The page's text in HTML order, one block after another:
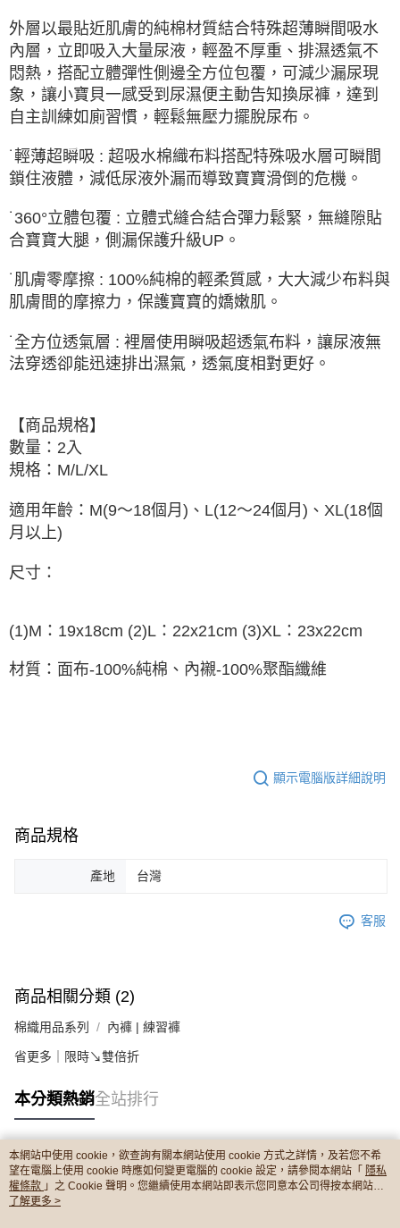
外層以最貼近肌膚的純棉材質結合特殊超薄瞬間吸水
內層，立即吸入大量尿液，輕盈不厚重、排濕透氣不
悶熱，搭配立體彈性側邊全方位包覆，可減少漏尿現
象，讓小寶貝一感受到尿濕便主動告知換尿褲，達到
自主訓練如廁習慣，輕鬆無壓力擺脫尿布。
˙輕薄超瞬吸 : 超吸水棉織布料搭配特殊吸水層可瞬間
鎖住液體，減低尿液外漏而導致寶寶滑倒的危機。
˙360°立體包覆 : 立體式縫合結合彈力鬆緊，無縫隙貼
合寶寶大腿，側漏保護升級UP。
˙肌膚零摩擦 : 100%純棉的輕柔質感，大大減少布料與
肌膚間的摩擦力，保護寶寶的嬌嫩肌。
˙全方位透氣層 : 裡層使用瞬吸超透氣布料，讓尿液無
法穿透卻能迅速排出濕氣，透氣度相對更好。
【商品規格】
數量：2入
規格：M/L/XL
適用年齡：M(9～18個月)、L(12～24個月)、XL(18個
月以上)
尺寸：
(1)M：19x18cm (2)L：22x21cm (3)XL：23x22cm
材質：面布-100%純棉、內襯-100%聚酯纖維
顯示電腦版詳細說明
商品規格
產地 台灣
客服
商品相關分類 (2)
棉織用品系列 內褲 | 練習褲
省更多｜限時↘雙倍折
本分類熱銷全站排行
熱門標籤
本網站中使用 cookie，欲查詢有關本網站使用 cookie 方式之詳情，及若您不希
望在電腦上使用 cookie 時應如何變更電腦的 cookie 設定，請參閱本網站「 隱私
權條款 」之 Cookie 聲明。您繼續使用本網站即表示您同意本公司得按本網站使
用條款之 Cookie 聲明使用 cookie。
了解更多 >